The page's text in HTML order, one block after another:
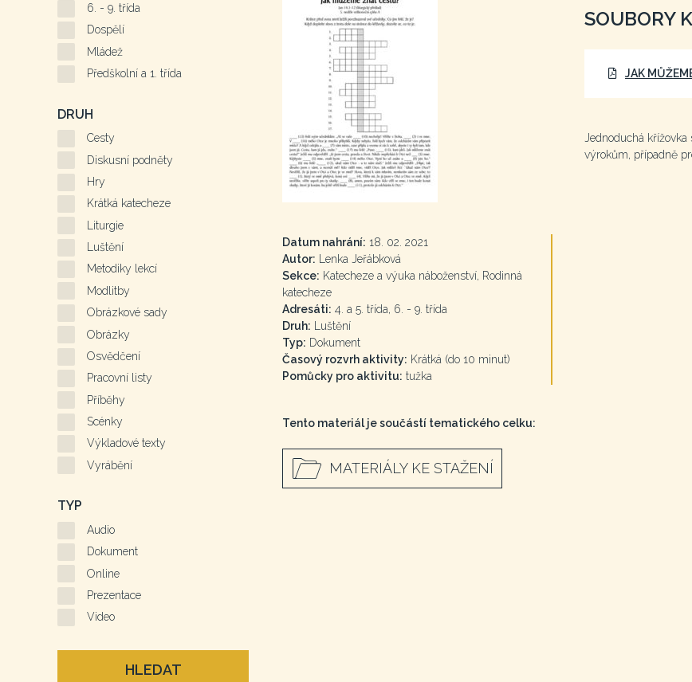
Datum nahrání: 18. 02. 2021
Autor: Lenka Jeřábková
Sekce: Katecheze a výuka náboženství, Rodinná
katecheze
Adresáti: 4. a 5. třída, 6. - 9. třída
Druh: Luštění
Typ: Dokument
Časový rozvrh aktivity: Krátká (do 10 minut)
Pomůcky pro aktivitu: tužka
Tento materiál je součástí tematického celku:
MATERIÁLY KE STAŽENÍ
SOUBORY
JAK
Jednoduchá
výrokům, případně
6. - 9. třída
Dospělí
Mládež
Předškolní a 1. třída
DRUH
Cesty
Diskusní podněty
Hry
Krátká katecheze
Liturgie
Luštění
Metodiky lekcí
Modlitby
Obrázkové sady
Obrázky
Osvědčení
Pracovní listy
Příběhy
Scénky
Výkladové texty
Vyrábění
TYP
Audio
Dokument
Online
Prezentace
Video
HLEDAT